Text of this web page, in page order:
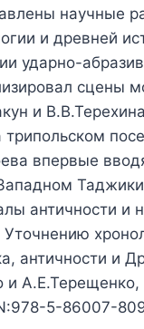
научные
и древней
ударно-
сцены
и
трипольском
впервые
античности и
античности и
А.Е.Терещенко,
5-86007-